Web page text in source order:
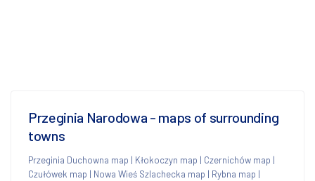
Przeginia Narodowa - maps of surrounding
towns
Przeginia Duchowna map | Kłokoczyn map | Czernichów map |
Czułówek map | Nowa Wieś Szlachecka map | Rybna map |